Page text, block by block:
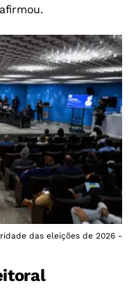
das eleições de 2026 -